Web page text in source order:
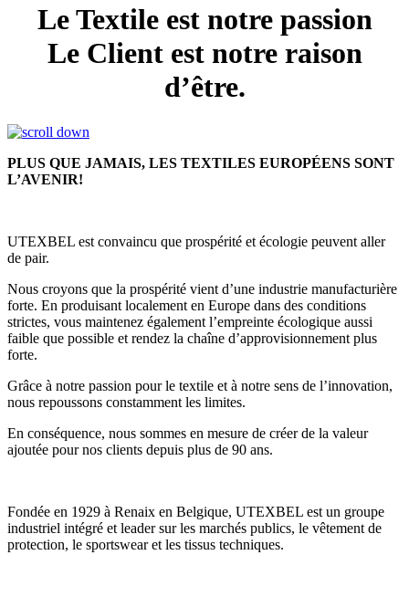
Le Textile est notre passion
Le Client est notre raison
d’être.
PLUS QUE JAMAIS, LES TEXTILES EUROPÉENS SONT
L’AVENIR!
UTEXBEL est convaincu que prospérité et écologie peuvent aller
de pair.
Nous croyons que la prospérité vient d’une industrie manufacturière
forte. En produisant localement en Europe dans des conditions
strictes, vous maintenez également l’empreinte écologique aussi
faible que possible et rendez la chaîne d’approvisionnement plus
forte.
Grâce à notre passion pour le textile et à notre sens de l’innovation,
nous repoussons constamment les limites.
En conséquence, nous sommes en mesure de créer de la valeur
ajoutée pour nos clients depuis plus de 90 ans.
Fondée en 1929 à Renaix en Belgique, UTEXBEL est un groupe
industriel intégré et leader sur les marchés publics, le vêtement de
protection, le sportswear et les tissus techniques.